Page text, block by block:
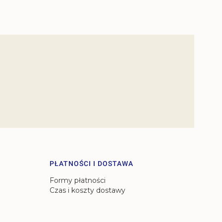
PŁATNOŚCI I DOSTAWA
Formy płatności
Czas i koszty dostawy